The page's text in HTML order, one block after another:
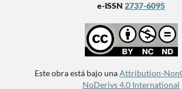
e-ISSN 2737-6095
Este obra está bajo unaAttribution-
NoDerivs 4.0 International